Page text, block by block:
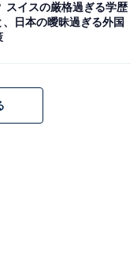
スイスの厳格過ぎる学歴
、日本の曖昧過ぎる外国